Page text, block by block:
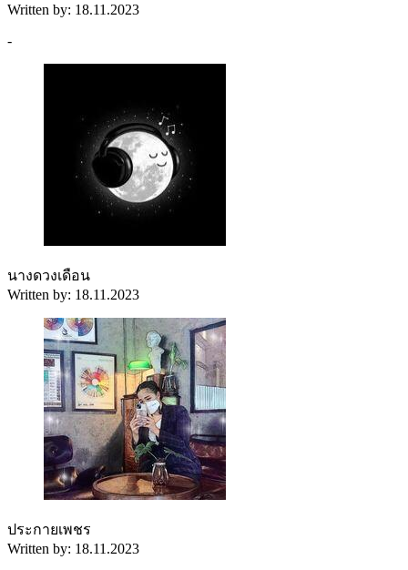
Written by: 18.11.2023
-
นางดวงเดือน
Written by: 18.11.2023
ประกายเพชร
Written by: 18.11.2023